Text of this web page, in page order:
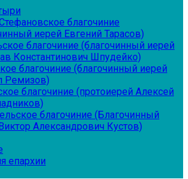
благочиние
иерей Евгений Тарасов)
благочиние (благочинный иерей
Константинович Шпудейко)
благочиние (благочинный иерей
Ремизов)
благочиние (протоиерей Алексей
благочиние (Благочинный
Александрович Кустов)
епархии